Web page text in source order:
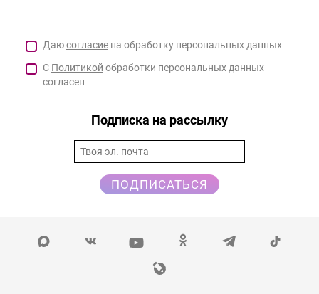
Даюсогласие на обработку персональных данных
С Политикой обработки персональных данных
согласен
Подписка на рассылку
ПОДПИСАТЬСЯ